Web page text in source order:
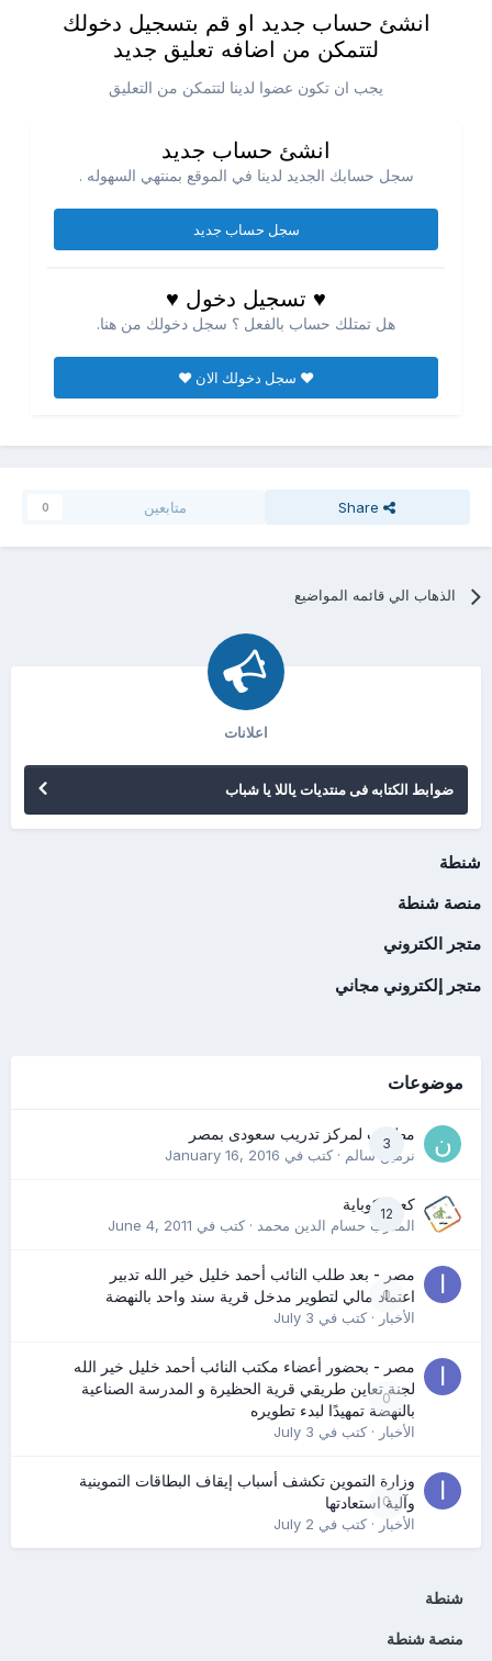
انشئ حساب جديد او قم بتسجيل دخولك
لتتمكن من اضافه تعليق جديد
يجب ان تكون عضوا لدينا لتتمكن من التعليق
انشئ حساب جديد
سجل حسابك الجديد لدينا في الموقع بمنتهي السهوله .
سجل حساب جديد
♥ تسجيل دخول ♥
هل تمتلك حساب بالفعل ؟ سجل دخولك من هنا.
♥ سجل دخولك الان ♥
Share متابعين 0
الذهاب الي قائمه المواضيع
اعلانات
ضوابط الكتابه فى منتديات ياللا يا شباب
شنطة
منصة شنطة
متجر الكتروني
متجر إلكتروني مجاني
موضوعات
3
مطلوب لمركز تدريب سعودى بمصر
نرمين سالم· كتب في January 16, 2016
12
كعب كوباية
المدرب حسام الدين محمد· كتب في June 4, 2011
0
مصر - بعد طلب النائب أحمد خليل خير الله تدبير
اعتماد مالي لتطوير مدخل قرية سند واحد بالنهضة
الأخبار· كتب في July 3
0
مصر - بحضور أعضاء مكتب النائب أحمد خليل خير الله
لجنة تعاين طريقي قرية الحظيرة و المدرسة الصناعية
بالنهضة تمهيدًا لبدء تطويره
الأخبار· كتب في July 3
0
وزارة التموين تكشف أسباب إيقاف البطاقات التموينية
وآلية استعادتها
الأخبار· كتب في July 2
شنطة
منصة شنطة